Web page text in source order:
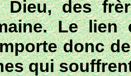
Dieu, des
Le lien
donc
qui